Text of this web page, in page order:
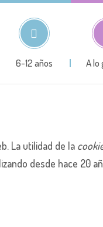
6-12 años A lo
La utilidad de la
desde hace 20